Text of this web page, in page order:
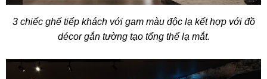
3 chiếc ghế tiếp khách với gam màu độc lạ kết hợp với đồ
décor gắn tường tạo tổng thể lạ mắt.